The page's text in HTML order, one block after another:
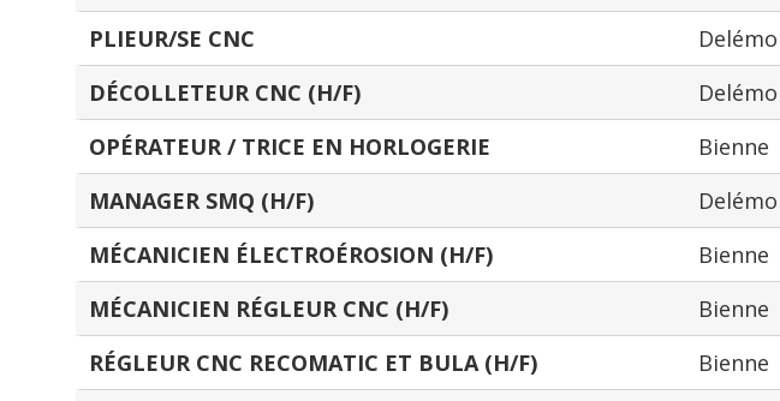
PLIEUR/SE CNC
DÉCOLLETEUR CNC (H/F)
OPÉRATEUR / TRICE EN HORLOGERIE
Bienne
MANAGER SMQ (H/F)
MÉCANICIEN ÉLECTROÉROSION (H/F)
Bienne
MÉCANICIEN RÉGLEUR CNC (H/F)
Bienne
RÉGLEUR CNC RECOMATIC ET BULA (H/F)
Bienne